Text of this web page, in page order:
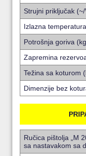
Strujni priključak
Izlazna
Potrošnja goriva
Zapremina
Težina sa koturom
Dimenzije bez
Ručica pištolja „M
sa nastavakom sa